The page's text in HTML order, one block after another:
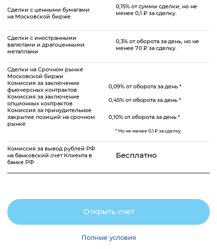
Сделки с ценными бумагами
на Московской бирже
0,15% от суммы сделки, но не
менее 0,1 ₽ за сделку.
Сделки с иностранными
валютами и драгоценными
металлами
0,3% от оборота за день, но не
менее 70 ₽ за сделку.
Сделки на Срочном рынке
Московской биржи
Комиссия за заключение
фьючерсных контрактов
0,09% от оборота за день *
Комиссия за заключение
опционных контрактов
0,45% от оборота за день *
Комиссия за принудительное
закрытие позиций на срочном
рынке
0,10% от оборота за день *
* Но не менее 0,1 ₽ за сделку
Комиссия за вывод рублей РФ
на банковский счет Клиента в
банке РФ
Бесплатно
Открыть счет
Полные условия